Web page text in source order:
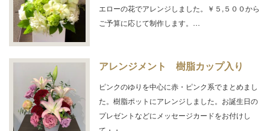
エローの花でアレンジしました。￥５,５００から
ご予算に応じて制作します。…
アレンジメント 樹脂カップ入り
ピンクのゆりを中心に赤・ピンク系でまとめまし
た。樹脂ポットにアレンジしました。お誕生日の
プレゼントなどにメッセージカードをお付けし